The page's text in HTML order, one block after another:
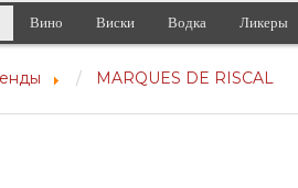
Вино Виски Водка Ликеры
MARQUES DE RISCAL